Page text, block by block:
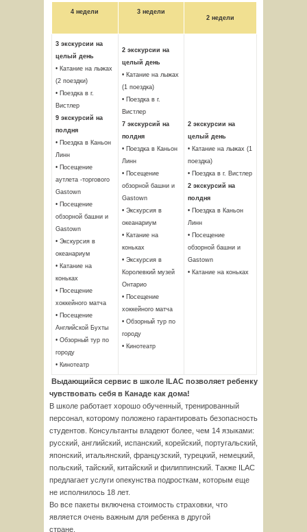
4 недели
3 недели
2 недели
3 экскурсии на
целый день
• Катание на лыжах
(2 поездки)
• Поездка в г.
Вистлер
9 экскурсий на
полдня
• Поездка в Каньон
Линн
• Посещение
аутлета -торгового
Gastown
• Посещение
обзорной башни и
Gastown
• Экскурсия в
океанариум
• Катание на
коньках
• Посещение
хоккейного матча
• Посещение
Английской Бухты
• Обзорный тур по
городу
• Кинотеатр
2 экскурсии на
целый день
• Катание на лыжах
(1 поездка)
• Поездка в г.
Вистлер
7 экскурсий на
полдня
• Поездка в Каньон
Линн
• Посещение
обзорной башни и
Gastown
• Экскурсия в
океанариум
• Катание на
коньках
• Экскурсия в
Королевкий музей
Онтарио
• Посещение
хоккейного матча
• Обзорный тур по
городу
• Кинотеатр
2 экскурсии на
целый день
• Катание на лыжах (1
поездка)
• Поездка в г. Вистлер
2 экскурсий на
полдня
• Поездка в Каньон
Линн
• Посещение
обзорной башни и
Gastown
• Катание на коньках
Выдающийся сервис в школе ILAC позволяет ребенку
чувствовать себя в Канаде как дома!
В школе работает хорошо обученный, тренированный
персонал, которому положено гарантировать безопасность
студентов. Консультанты владеют более, чем 14 языками:
русский, английский, испанский, корейский, португальский,
японский, итальянский, французский, турецкий, немецкий,
польский, тайский, китайский и филиппинский. Также ILAC
предлагает услуги опекунства подросткам, которым еще
не исполнилось 18 лет.
Во все пакеты включена стоимость страховки, что
является очень важным для ребенка в другой
стране.